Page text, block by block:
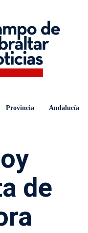
Provincia Andalucía
de